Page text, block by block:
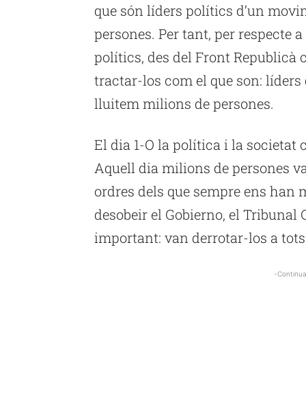
que són líders polítics d’un
persones. Per tant, per respecte
polítics, des del Front Republicà
tractar-los com el que son:
lluitem milions de persones.
El dia 1-O la política i la societat
Aquell dia milions de persones
ordres dels que sempre ens
desobeir el Gobierno, el
important: van derrotar-los a
-